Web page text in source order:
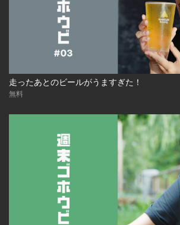
走ったあとのビールがうますぎた！
無料